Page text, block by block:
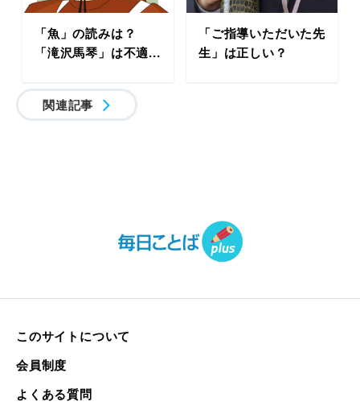
「魚」の読みは？
「滝沢馬琴」は不適...
「ご指導いただいた先
生」は正しい？
関連記事
このサイトについて
会員制度
よくある質問